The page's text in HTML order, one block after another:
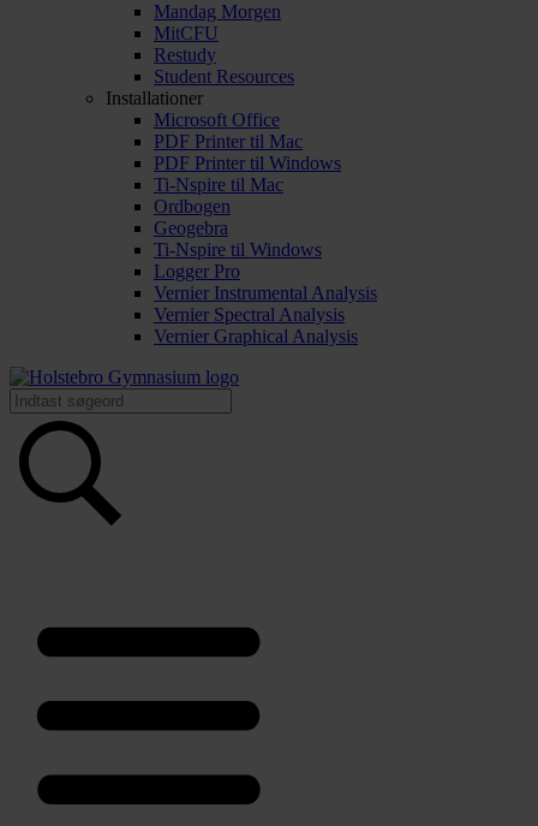
Mandag Morgen
MitCFU
Restudy
Student Resources
Installationer
Microsoft Office
PDF Printer til Mac
PDF Printer til Windows
Ti-Nspire til Mac
Ordbogen
Geogebra
Ti-Nspire til Windows
Logger Pro
Vernier Instrumental Analysis
Vernier Spectral Analysis
Vernier Graphical Analysis